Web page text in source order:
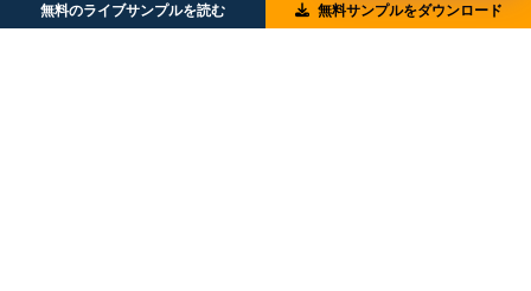
無料のライブサンプルを読む 無料サンプルをダウンロード